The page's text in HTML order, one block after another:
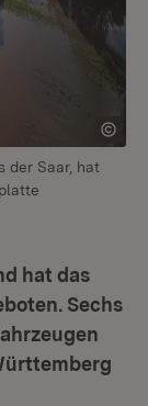
der Saar, hat
hat das
Sechs